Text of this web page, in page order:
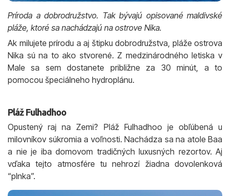
Príroda a dobrodružstvo. Tak bývajú opisované maldivské
pláže, ktoré sa nachádzajú na ostrove Nika.
Ak milujete prírodu a aj štipku dobrodružstva, pláže ostrova
Nika sú na to ako stvorené. Z medzinárodného letiska v
Male sa sem dostanete približne za 30 minút, a to
pomocou špeciálneho hydroplánu.
Pláž Fulhadhoo
Opustený raj na Zemi? Pláž Fulhadhoo je obľúbená u
milovníkov súkromia a voľnosti. Nachádza sa na atole Baa
a nie je iba domovom tradičných luxusných rezortov. Aj
vďaka tejto atmosfére tu nehrozí žiadna dovolenková
“plnka”.